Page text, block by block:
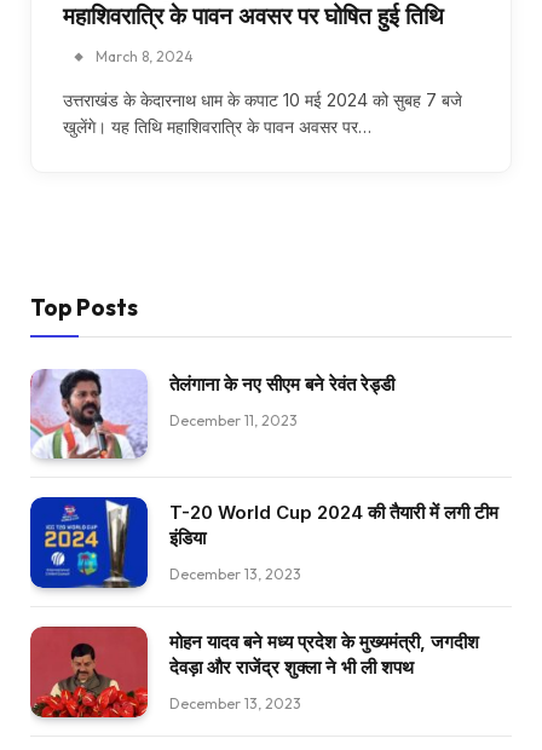
महाशिवरात्रि के पावन अवसर पर घोषित हुई तिथि
March 8, 2024
उत्तराखंड के केदारनाथ धाम के कपाट 10 मई 2024 को सुबह 7 बजे
खुलेंगे। यह तिथि महाशिवरात्रि के पावन अवसर पर…
Top Posts
तेलंगाना के नए सीएम बने रेवंत रेड्डी
December 11, 2023
T-20 World Cup 2024 की तैयारी में लगी टीम
इंडिया
December 13, 2023
मोहन यादव बने मध्य प्रदेश के मुख्यमंत्री, जगदीश
देवड़ा और राजेंद्र शुक्ला ने भी ली शपथ
December 13, 2023